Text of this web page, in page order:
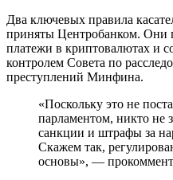
Два ключевых правила
приняты Центробанком. Они
платежи в криптовалютах и
контролем Совета по
преступлений Минфина.
«Поскольку это не
парламентом, никто не
санкции и штрафы за
Скажем так,
основы», —